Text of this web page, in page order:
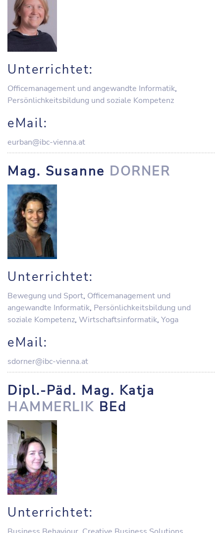
Unterrichtet:
Officemanagement und angewandte Informatik,
Persönlichkeitsbildung und soziale Kompetenz
eMail:
eurban@ibc-vienna.at
Mag. Susanne DORNER
Unterrichtet:
Bewegung und Sport, Officemanagement und
angewandte Informatik, Persönlichkeitsbildung und
soziale Kompetenz, Wirtschaftsinformatik, Yoga
eMail:
sdorner@ibc-vienna.at
Dipl.-Päd. Mag. Katja
HAMMERLIK BEd
Unterrichtet: